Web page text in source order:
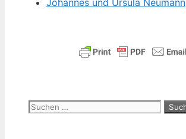
Suchen